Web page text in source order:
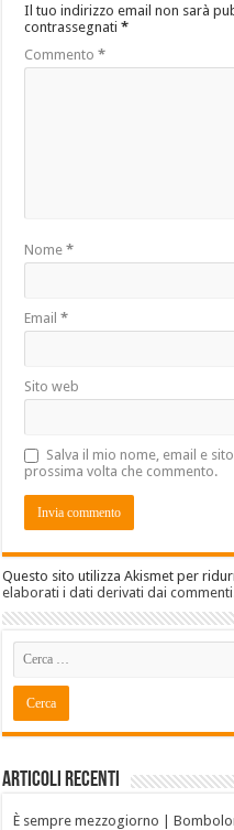
Il tuo indirizzo email non sarà
contrassegnati*
Commento*
Nome*
Email*
Sito web
Salva il mio nome, email e
prossima volta che commento.
Questo sito utilizza Akismet per
elaborati i dati derivati dai commenti
Articoli recenti
È sempre mezzogiorno |